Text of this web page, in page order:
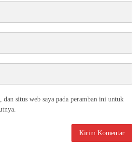
dan situs web saya pada peramban ini untuk